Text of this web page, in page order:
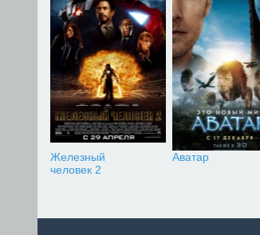
Железный
человек 2
Аватар